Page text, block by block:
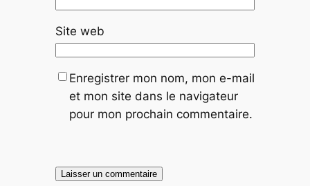
Site web
Enregistrer mon nom, mon e-mail
et mon site dans le navigateur
pour mon prochain commentaire.